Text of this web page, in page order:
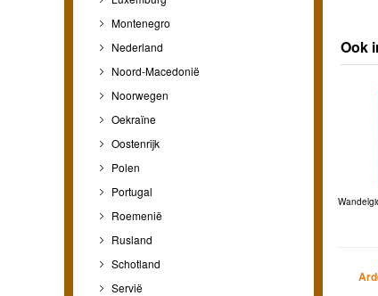
Montenegro
Nederland
Noord-Macedonië
Noorwegen
Oekraïne
Oostenrijk
Polen
Portugal
Roemenië
Rusland
Schotland
Servië
Ook